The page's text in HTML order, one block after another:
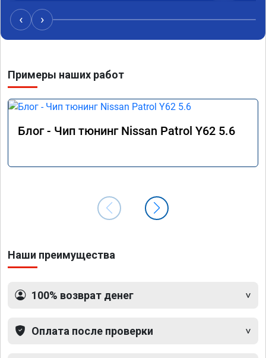
Цена полностью соотвествовала объявленной
накануне.
Огромное спасибо.
‹ ›
Примеры наших работ
Блог - Чип тюнинг Nissan Patrol Y62 5.6
Наши преимущества
100% возврат денег
Оплата после проверки